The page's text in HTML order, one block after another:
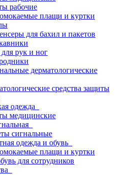
рабочие
плащи и куртки
для бахил и пакетов
рук и ног
дерматологические
средства защиты
одежда
медицинские
сигнальные
одежда и обувь
плащи и куртки
для сотрудников